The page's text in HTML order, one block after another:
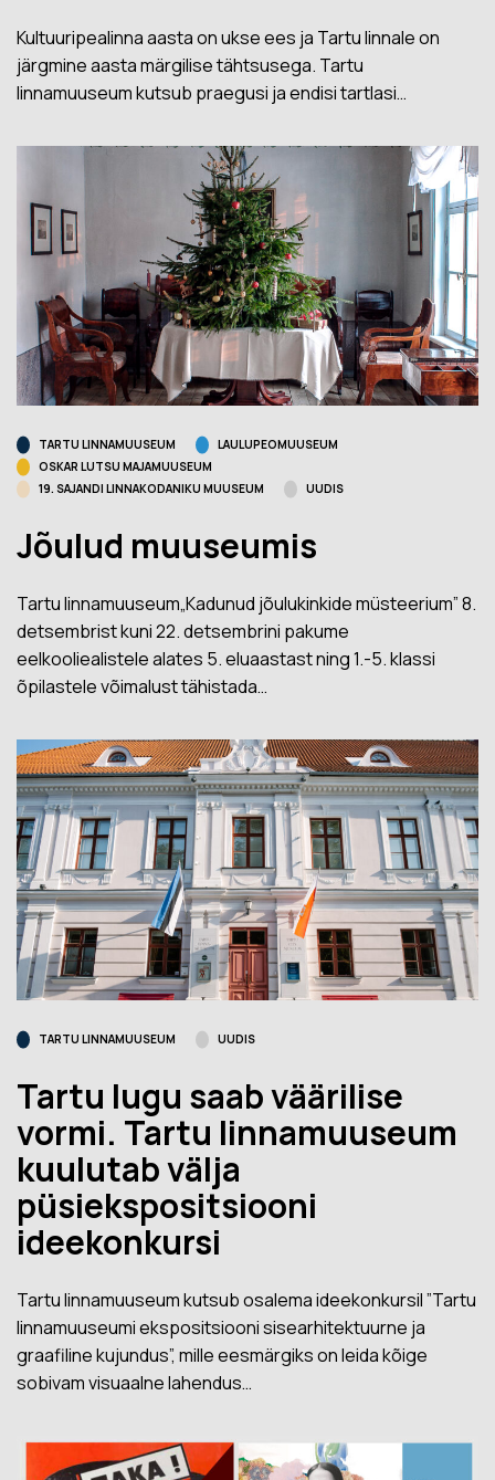
Kultuuripealinna aasta on ukse ees ja Tartu linnale on
järgmine aasta märgilise tähtsusega. Tartu
linnamuuseum kutsub praegusi ja endisi tartlasi…
TARTU LINNAMUUSEUM
LAULUPEOMUUSEUM
OSKAR LUTSU MAJAMUUSEUM
19. SAJANDI LINNAKODANIKU MUUSEUM
UUDIS
Jõulud muuseumis
Tartu linnamuuseum„Kadunud jõulukinkide müsteerium” 8.
detsembrist kuni 22. detsembrini pakume
eelkooliealistele alates 5. eluaastast ning 1.-5. klassi
õpilastele võimalust tähistada…
TARTU LINNAMUUSEUM UUDIS
Tartu lugu saab väärilise
vormi. Tartu linnamuuseum
kuulutab välja
püsiekspositsiooni
ideekonkursi
Tartu linnamuuseum kutsub osalema ideekonkursil ”Tartu
linnamuuseumi ekspositsiooni sisearhitektuurne ja
graafiline kujundus”, mille eesmärgiks on leida kõige
sobivam visuaalne lahendus…